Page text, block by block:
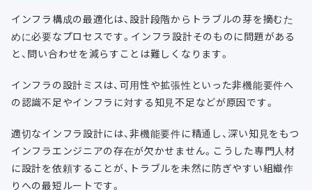
インフラ構成の最適化は、設計段階からトラブルの芽を摘むた
めに必要なプロセスです。インフラ設計そのものに問題がある
と、問い合わせを減らすことは難しくなります。
インフラの設計ミスは、可用性や拡張性といった非機能要件へ
の認識不足やインフラに対する知見不足などが原因です。
適切なインフラ設計には、非機能要件に精通し、深い知見をもつ
インフラエンジニアの存在が欠かせません。こうした専門人材
に設計を依頼することが、トラブルを未然に防ぎやすい組織作
りへの最短ルートです。